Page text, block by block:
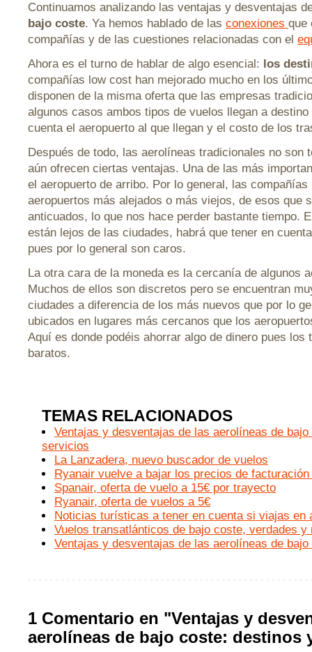
Continuamos analizando las ventajas y desventajas
bajo coste. Ya hemos hablado de las conexiones que
compañías y de las cuestiones relacionadas con el
Ahora es el turno de hablar de algo esencial: los
compañías low cost han mejorado mucho en los
disponen de la misma oferta que las empresas
algunos casos ambos tipos de vuelos llegan a
cuenta el aeropuerto al que llegan y el costo de los
Después de todo, las aerolíneas tradicionales no son
aún ofrecen ciertas ventajas. Una de las más
el aeropuerto de arribo. Por lo general, las
aeropuertos más alejados o más viejos, de esos que
anticuados, lo que nos hace perder bastante tiempo.
están lejos de las ciudades, habrá que tener en
pues por lo general son caros.
La otra cara de la moneda es la cercanía de algunos
Muchos de ellos son discretos pero se encuentran
ciudades a diferencia de los más nuevos que por lo
ubicados en lugares más cercanos que los
Aquí es donde podéis ahorrar algo de dinero pues los
baratos.
TEMAS RELACIONADOS
Ventajas y desventajas de las aerolíneas de
servicios
La Lanzadera, nuevo buscador de vuelos
Ryanair vuelve a bajar los precios de facturación
Spanair, oferta de vuelo a 15€ por trayecto
Ryanair, oferta de vuelos a 5€
Noticias turísticas a tener en cuenta si viajas en
Vuelos transatlánticos de bajo coste, verdades y
Ventajas y desventajas de las aerolíneas de
1 Comentario en "Ventajas y
aerolíneas de bajo coste: destinos